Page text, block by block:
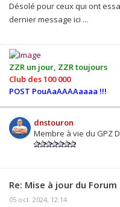
Désolé pour ceux qui ont
dernier message ici ...
ZZR un jour, ZZR toujours
Club des 100 000
POST PouAaAAAAaaaa !!!
dnstouron
Membre à vie du GPZ
Re: Mise à jour du Forum
05 oct. 2024, 12:14